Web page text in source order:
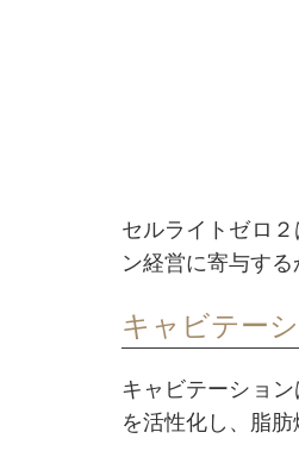
セルライトゼロ
ン経営に寄与する
キャビテー
キャビテーショ
を活性化し、脂